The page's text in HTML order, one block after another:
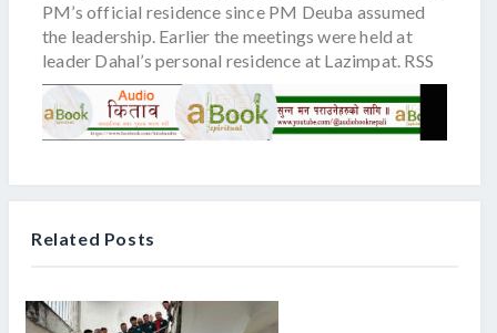
PM’s official residence since PM Deuba assumed
the leadership. Earlier the meetings were held at
leader Dahal’s personal residence at Lazimpat. RSS
Related Posts